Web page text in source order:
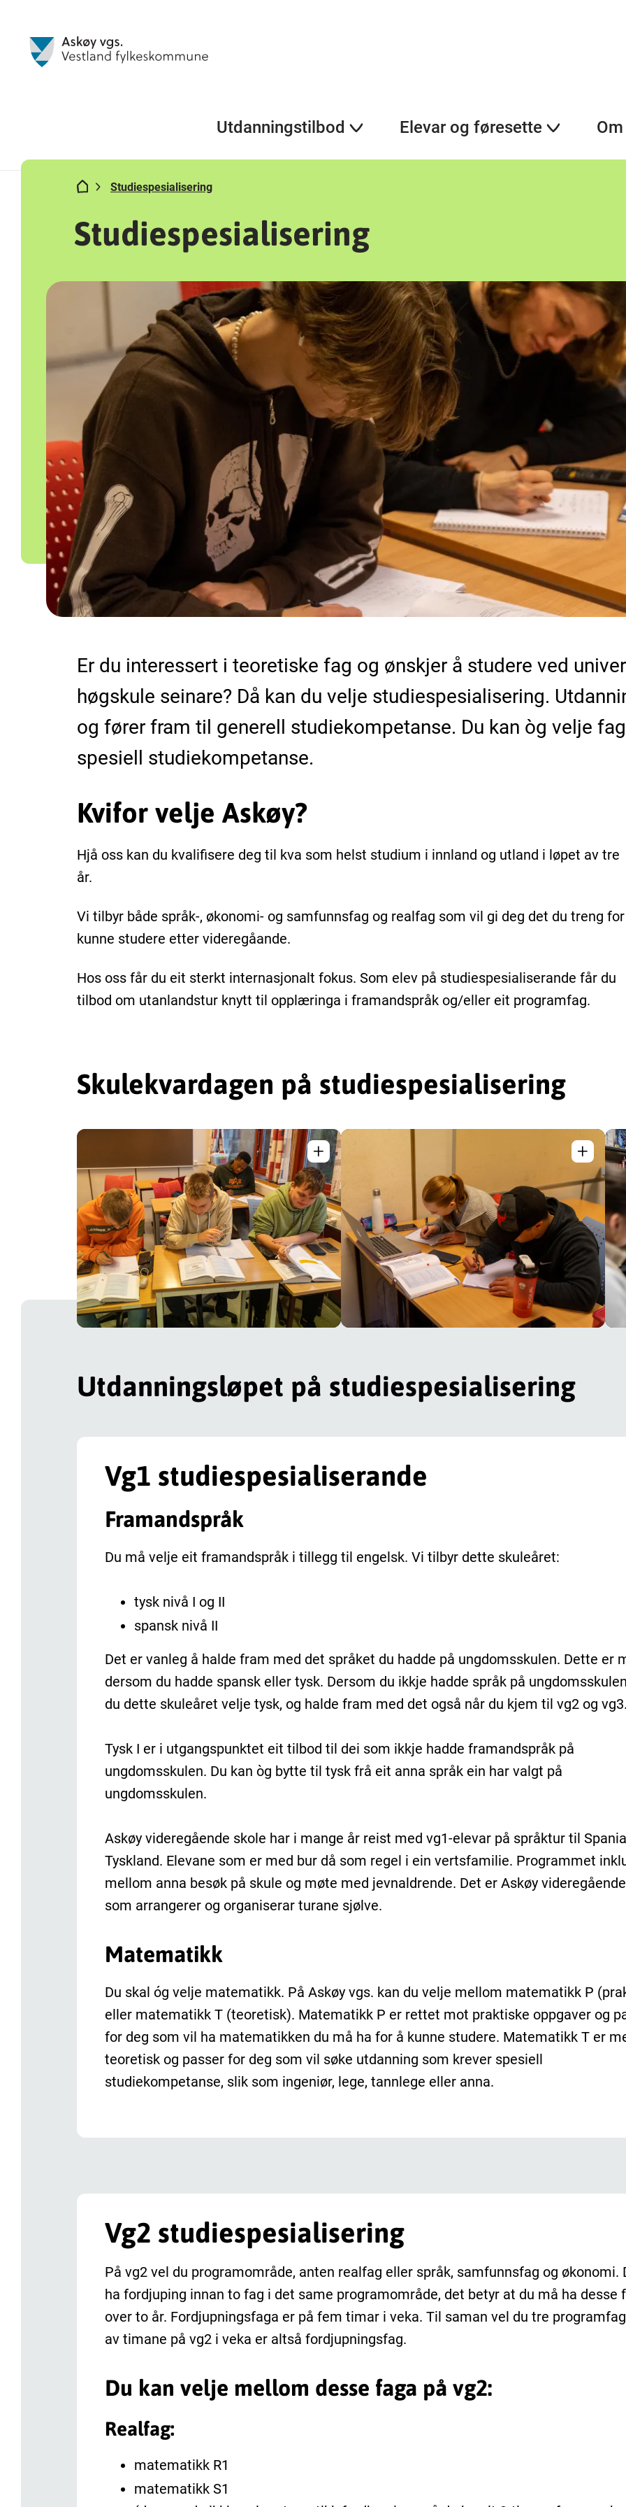
Utdanningstilbod Elevar og føresette
Studiespesialisering
Studiespesialisering
Er du interessert i teoretiske fag og ønskjer å studere ved
høgskule seinare? Då kan du velje studiespesialisering.
og fører fram til generell studiekompetanse. Du kan òg velje
spesiell studiekompetanse.
Kvifor velje Askøy?
Hjå oss kan du kvalifisere deg til kva som helst studium i innland og utland i løpet av tre
år.
Vi tilbyr både språk-, økonomi- og samfunnsfag og realfag som vil gi deg det du treng
kunne studere etter videregåande.
Hos oss får du eit sterkt internasjonalt fokus. Som elev på studiespesialiserande får du
tilbod om utanlandstur knytt til opplæringa i framandspråk og/eller eit programfag.
Skulekvardagen på studiespesialisering
+ +
Utdanningsløpet på studiespesialisering
Vg1 studiespesialiserande
Framandspråk
Du må velje eit framandspråk i tillegg til engelsk. Vi tilbyr dette skuleåret:
tysk nivå I og II
spansk nivå II
Det er vanleg å halde fram med det språket du hadde på ungdomsskulen. Dette er
dersom du hadde spansk eller tysk. Dersom du ikkje hadde språk på
du dette skuleåret velje tysk, og halde fram med det også når du kjem til vg2 og
Tysk I er i utgangspunktet eit tilbod til dei som ikkje hadde framandspråk på
ungdomsskulen. Du kan òg bytte til tysk frå eit anna språk ein har valgt på
ungdomsskulen.
Askøy videregående skole har i mange år reist med vg1-elevar på språktur til
Tyskland. Elevane som er med bur då som regel i ein vertsfamilie. Programmet
mellom anna besøk på skule og møte med jevnaldrende. Det er Askøy
som arrangerer og organiserar turane sjølve.
Matematikk
Du skal óg velje matematikk. På Askøy vgs. kan du velje mellom matematikk P
eller matematikk T (teoretisk). Matematikk P er rettet mot praktiske oppgaver og
for deg som vil ha matematikken du må ha for å kunne studere. Matematikk T er
teoretisk og passer for deg som vil søke utdanning som krever spesiell
studiekompetanse, slik som ingeniør, lege, tannlege eller anna.
Vg2 studiespesialisering
På vg2 vel du programområde, anten realfag eller språk, samfunnsfag og økonomi.
ha fordjuping innan to fag i det same programområde, det betyr at du må ha desse
over to år. Fordjupningsfaga er på fem timar i veka. Til saman vel du tre
av timane på vg2 i veka er altså fordjupningsfag.
Du kan velje mellom desse faga på vg2:
Realfag:
matematikk R1
matematikk S1